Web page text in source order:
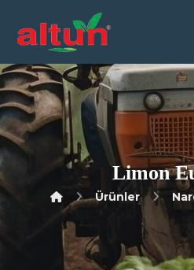
Limon
Ürünler